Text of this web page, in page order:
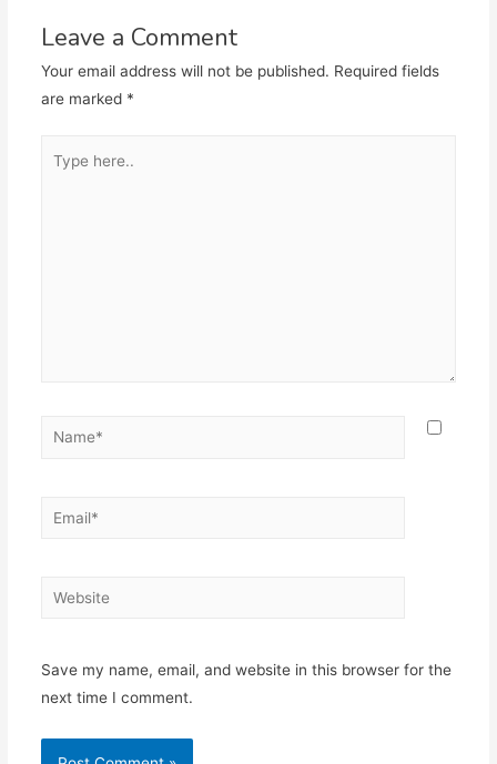
Leave a Comment
Your email address will not be published. Required fields
are marked *
here..
Name*
Email*
Website
Save my name, email, and website in this browser for the
next time I comment.